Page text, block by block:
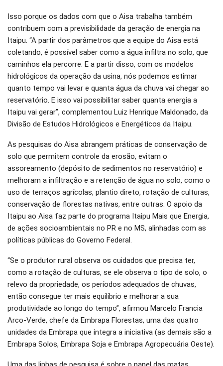
Isso porque os dados com que o Aisa trabalha também
contribuem com a previsibilidade da geração de energia na
Itaipu. “A partir dos parâmetros que a equipe do Aisa está
coletando, é possível saber como a água infiltra no solo, que
caminhos ela percorre. E a partir disso, com os modelos
hidrológicos da operação da usina, nós podemos estimar
quanto tempo vai levar e quanta água da chuva vai chegar ao
reservatório. E isso vai possibilitar saber quanta energia a
Itaipu vai gerar”, complementou Luiz Henrique Maldonado, da
Divisão de Estudos Hidrológicos e Energéticos da Itaipu.
As pesquisas do Aisa abrangem práticas de conservação de
solo que permitem controle da erosão, evitam o
assoreamento (depósito de sedimentos no reservatório) e
melhoram a infiltração e a retenção de água no solo, como o
uso de terraços agrícolas, plantio direto, rotação de culturas,
conservação de florestas nativas, entre outras. O apoio da
Itaipu ao Aisa faz parte do programa Itaipu Mais que Energia,
de ações socioambientais no PR e no MS, alinhadas com as
políticas públicas do Governo Federal.
“Se o produtor rural observa os cuidados que precisa ter,
como a rotação de culturas, se ele observa o tipo de solo, o
relevo da propriedade, os períodos adequados de chuvas,
então consegue ter mais equilíbrio e melhorar a sua
produtividade ao longo do tempo”, afirmou Marcelo Francia
Arco-Verde, chefe da Embrapa Florestas, uma das quatro
unidades da Embrapa que integra a iniciativa (as demais são a
Embrapa Solos, Embrapa Soja e Embrapa Agropecuária Oeste).